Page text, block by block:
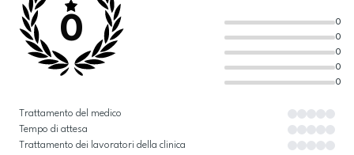
0
0
0
0
0
0
Trattamento del medico
Tempo di attesa
Trattamento dei lavoratori della clinica